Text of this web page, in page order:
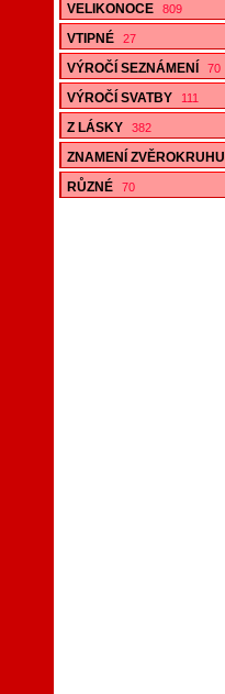
VELIKONOCE 809
VTIPNÉ 27
VÝROČÍ SEZNÁMENÍ 70
VÝROČÍ SVATBY 111
Z LÁSKY 382
ZNAMENÍ ZVĚROKRUHU
RŮZNÉ 70